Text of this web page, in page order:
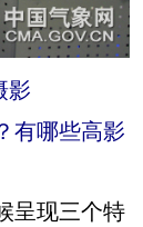
影
有哪些高影
呈现三个特